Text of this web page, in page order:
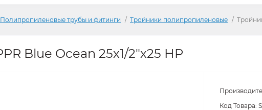
Полипропиленовые трубы и фитинги Тройники полипропиленовые
Blue Ocean 25х1/2"х25 НР
Код Товара: